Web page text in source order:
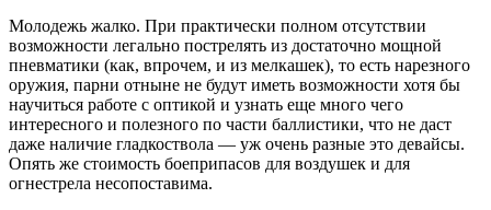
Молодежь жалко. При практически полном отсутствии
возможности легально пострелять из достаточно мощной
пневматики (как, впрочем, и из мелкашек), то есть нарезного
оружия, парни отныне не будут иметь возможности хотя бы
научиться работе с оптикой и узнать еще много чего
интересного и полезного по части баллистики, что не даст
даже наличие гладкоствола — уж очень разные это девайсы.
Опять же стоимость боеприпасов для воздушек и для
огнестрела несопоставима.